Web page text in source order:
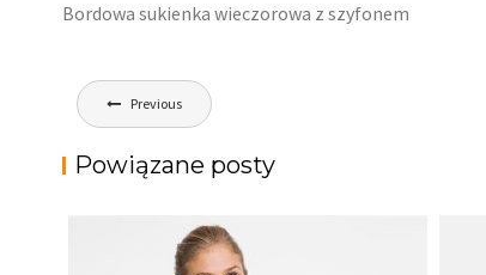
Bordowa sukienka wieczorowa z szyfonem
Nawigacja
wpisu
Previous
Powiązane posty